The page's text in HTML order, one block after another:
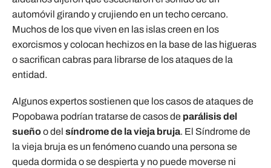
automóvil girando y crujiendo en un techo cercano.
Muchos de los que viven en las islas creen en los
exorcismos y colocan hechizos en la base de las higueras
o sacrifican cabras para librarse de los ataques de la
entidad.
Algunos expertos sostienen que los casos de ataques de
Popobawa podrían tratarse de casos de parálisis del
sueñoo del síndrome de la vieja bruja. El Síndrome de
la vieja bruja es un fenómeno cuando una persona se
queda dormida o se despierta y no puede moverse ni